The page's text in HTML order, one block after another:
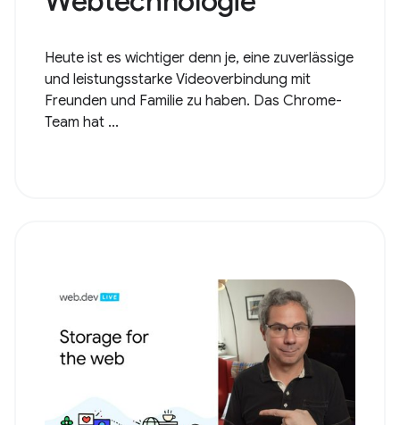
Heute ist es wichtiger denn je, eine zuverlässige
und leistungsstarke Videoverbindung mit
Freunden und Familie zu haben. Das Chrome-
Team hat ...